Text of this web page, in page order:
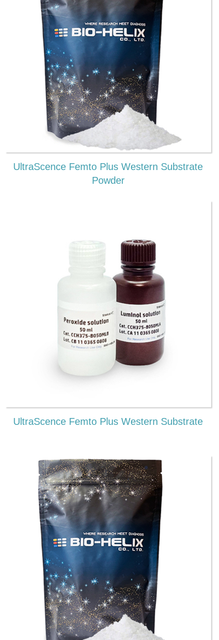
UltraScence Femto Plus Western Substrate
Powder
UltraScence Femto Plus Western Substrate